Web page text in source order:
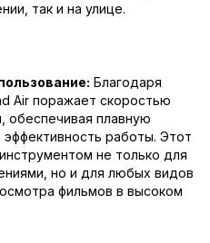
так и на улице.
Благодаря
Air поражает скоростью
обеспечивая плавную
работы. Этот
не только для
но и для любых видов
фильмов в высоком